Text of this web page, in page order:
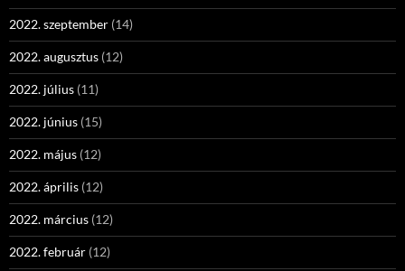
2022. szeptember (14)
2022. augusztus (12)
2022. július (11)
2022. június (15)
2022. május (12)
2022. április (12)
2022. március (12)
2022. február (12)